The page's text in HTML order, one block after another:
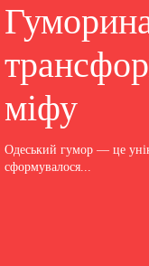
міфу
Одеський гумор — це
сформувалося...